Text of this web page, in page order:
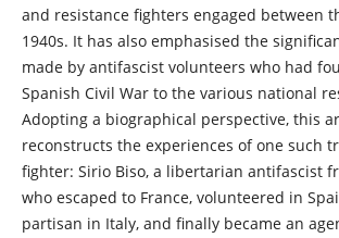
and resistance fighters engaged between
1940s. It has also emphasised the
made by antifascist volunteers who had
Spanish Civil War to the various national
Adopting a biographical perspective, this
reconstructs the experiences of one such
fighter: Sirio Biso, a libertarian antifascist
who escaped to France, volunteered in
partisan in Italy, and finally became an